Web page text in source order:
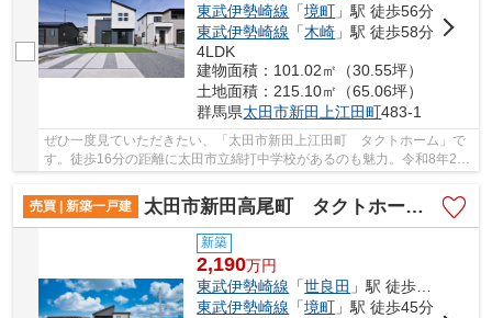
東武伊勢崎線 「境町 」駅 徒歩56分
東武伊勢崎線 「木崎 」駅 徒歩58分
4LDK
建物面積：101.02㎡（30.55坪）
土地面積：215.10㎡（65.06坪）
群馬県太田市新田上江田町483-1
ぜひ一度見ていただきたい、「太田市新田上江田町 タクトホーム」で
す。徒歩16分の距離に太田市立綿打中学校があるのも魅力。令和8年2月
完成の新築物件。省エネルギー対策により断熱...
売買 | 新築一戸建
太田市新田高尾町 タクトホーム 2号棟
新築
2,190万円
東武伊勢崎線 「世良田 」駅 徒歩32分
東武伊勢崎線 「境町 」駅 徒歩45分